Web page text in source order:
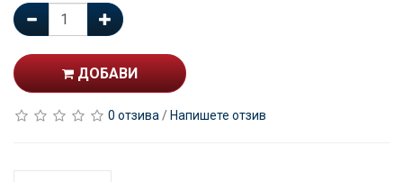
ДОБАВИ
0 отзива / Напишете отзив